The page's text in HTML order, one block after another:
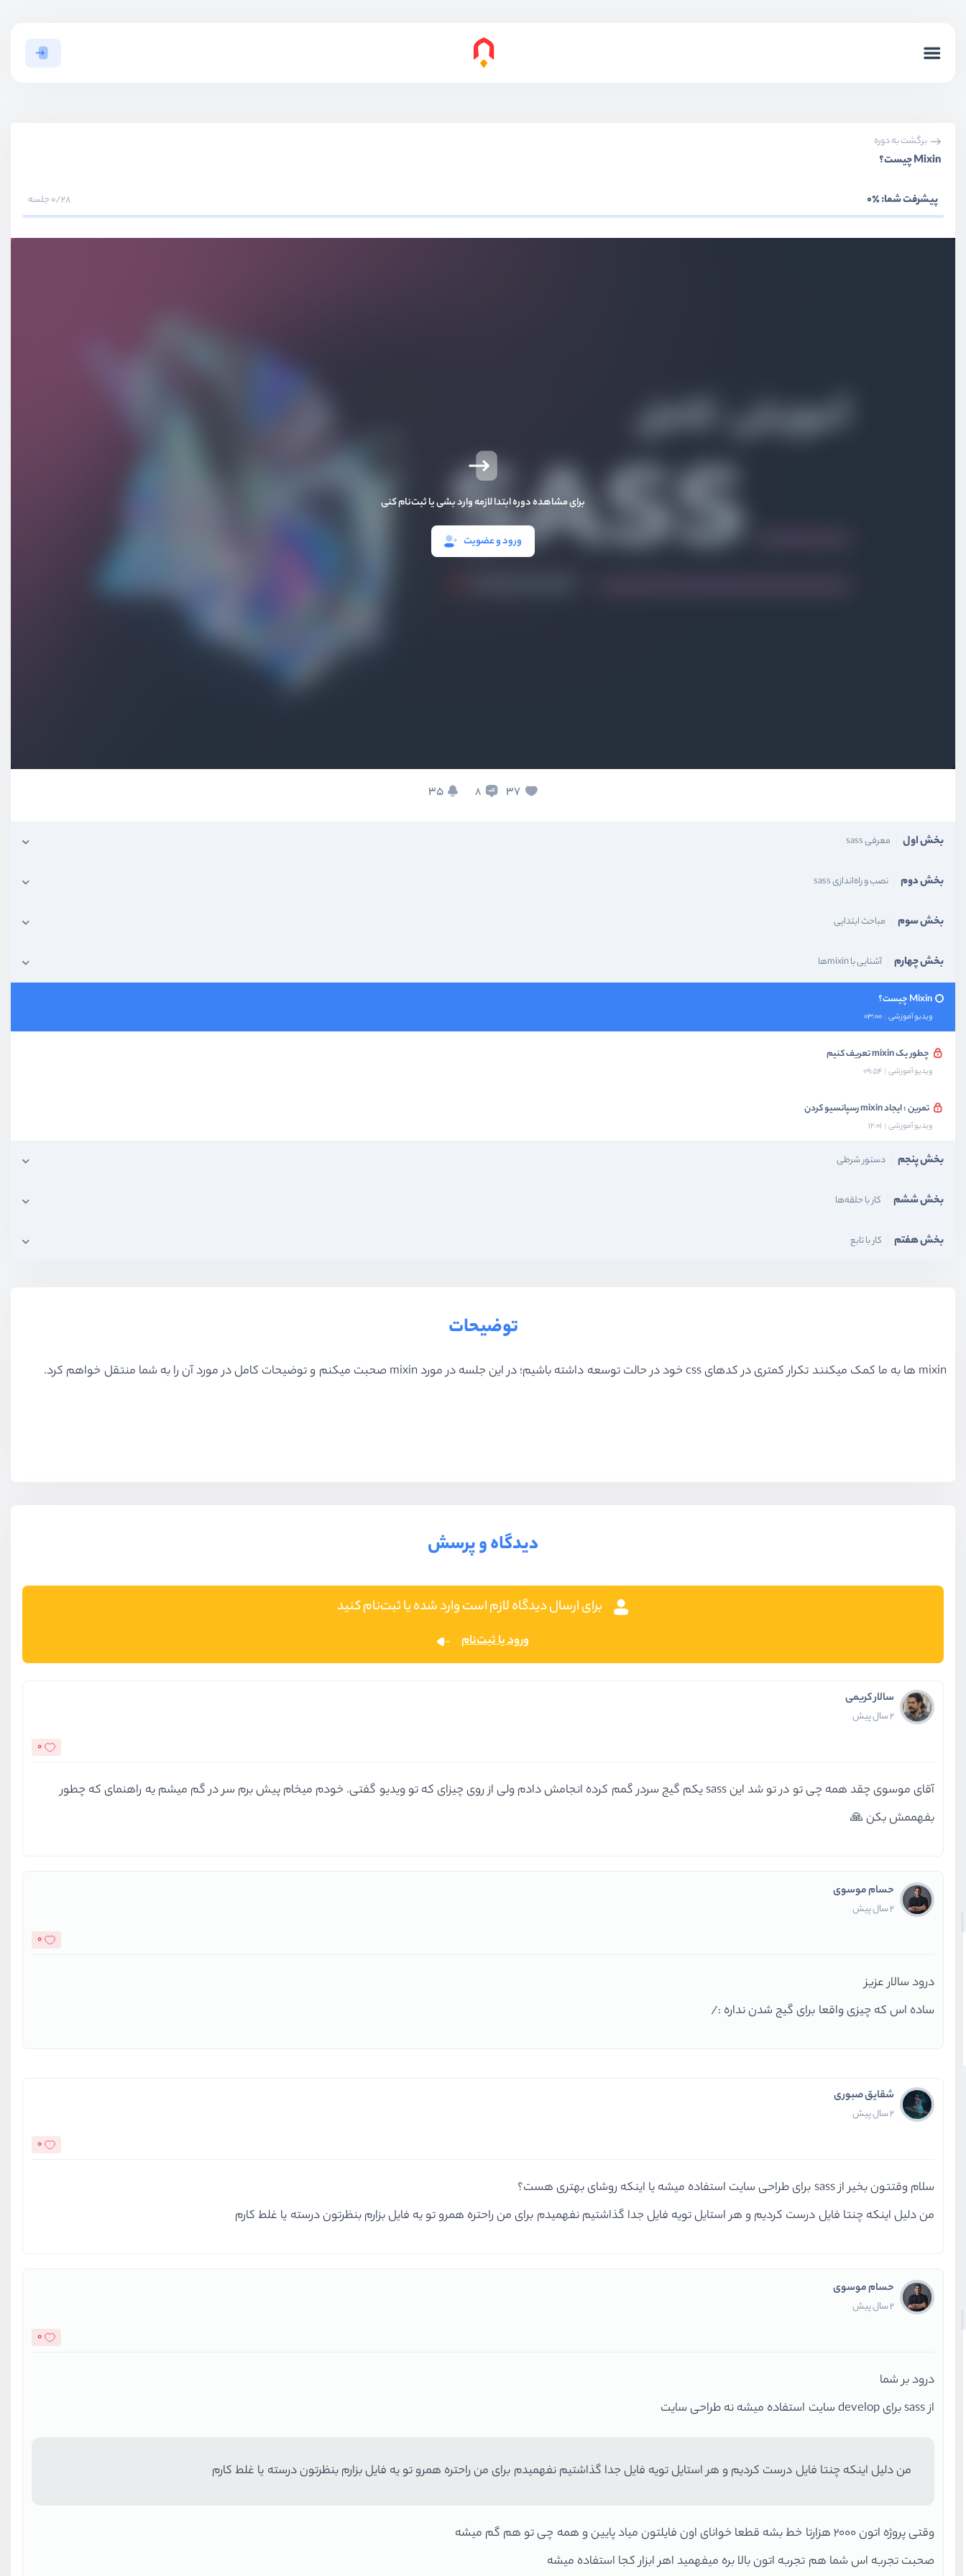
برگشت به دوره
Mixin چیست؟
پیشرفت شما:٪0 0/28 جلسه
برای مشاهده دوره ابتدا لازمه وارد بشی یا ثبت‌نام کنی
ورود و عضویت
37
8
35
بخش اول معرفی sass
بخش دوم نصب و راه‌اندازی sass
بخش سوم مباحث ابتدایی
بخش چهارم آشنایی با mixinها
Mixin چیست؟
ویدیو آموزشی 03:00
چطور یک mixin تعریف کنیم
ویدیو آموزشی 09:54
تمرین : ایجاد mixin رسپانسیو کردن
ویدیو آموزشی 12:01
بخش پنجم دستور شرطی
بخش ششم کار با حلقه‌ها
بخش هفتم کار با تابع
توضیحات
mixin ها به ما کمک میکنند تکرار کمتری در کدهای css خود در حالت توسعه داشته باشیم؛ در این جلسه در مورد mixin صحبت میکنم و توضیحات کامل در مورد آن را به شما منتقل خواهم کرد.
دیدگاه و پرسش
برای ارسال دیدگاه لازم است وارد شده یا ثبت‌نام کنید
ورود یا ثبت‌نام
سالار کریمی
2 سال پیش
0
آقای موسوی چقد همه چی تو در تو شد این sass یکم گیج سردر گمم کرده انجامش دادم ولی از روی چیزای که تو ویدیو گفتی. خودم میخام پیش برم سر در گم میشم یه راهنمای که چطور
بفهممش بکن 🙏
حسام موسوی
2 سال پیش
0
درود سالار عزیز
ساده اس که چیزی واقعا برای گیج شدن نداره :/
شقایق صبوری
2 سال پیش
0
سلام وقتتون بخیر از sass برای طراحی سایت استفاده میشه یا اینکه روشای بهتری هست؟
من دلیل اینکه چنتا فایل درست کردیم و هر استایل تویه فایل جدا گذاشتیم نفهمیدم برای من راحتره همرو تو یه فایل بزارم بنظرتون درسته یا غلط کارم
حسام موسوی
2 سال پیش
0
درود بر شما
از sass برای develop سایت استفاده میشه نه طراحی سایت
من دلیل اینکه چنتا فایل درست کردیم و هر استایل تویه فایل جدا گذاشتیم نفهمیدم برای من راحتره همرو تو یه فایل بزارم بنظرتون درسته یا غلط کارم
وقتی پروژه اتون ۲۰۰۰ هزارتا خط بشه قطعا خوانای اون فایلتون میاد پایین و همه چی تو هم گم میشه
صحبت تجربه اس شما هم تجربه اتون بالا بره میفهمید اهر ابزار کجا استفاده میشه